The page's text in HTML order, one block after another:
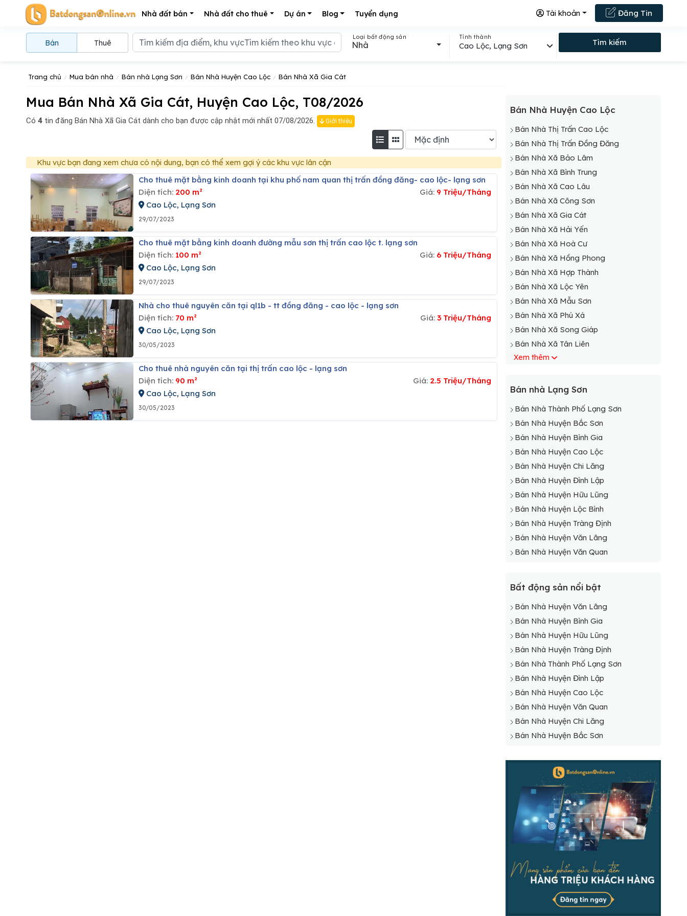
Nhà đất bán Nhà đất cho thuê Dự án Blog Tuyển dụng Đăng Tin
Tài khoản
Trang chủ Mua bán nhà Bán nhà Lạng Sơn Bán Nhà Huyện Cao Lộc Bán Nhà Xã Gia Cát
Mua Bán Nhà Xã Gia Cát, Huyện Cao Lộc, T08/2026
Có 4 tin đăng Bán Nhà Xã Gia Cát dành cho bạn được cập nhật mới nhất 07/08/2026. Giới thiệu
Khu vực bạn đang xem chưa có nội dung, bạn có thể xem gợi ý các khu vực lân cận
Cho thuê mặt bằng kinh doanh tại khu phố nam quan thị trấn đồng đăng- cao lộc- lạng sơn
Diện tích: 200 m² Giá: 9 Triệu/Tháng
Cao Lộc, Lạng Sơn
29/07/2023
Cho thuê mặt bằng kinh doanh đường mẫu sơn thị trấn cao lộc t. lạng sơn
Diện tích: 100 m² Giá: 6 Triệu/Tháng
Cao Lộc, Lạng Sơn
29/07/2023
Nhà cho thuê nguyên căn tại ql1b - tt đồng đăng - cao lộc - lạng sơn
Diện tích: 70 m² Giá:3 Triệu/Tháng
Cao Lộc, Lạng Sơn
30/05/2023
Cho thuê nhà nguyên căn tại thị trấn cao lộc - lạng sơn
Diện tích: 90 m² Giá: 2.5 Triệu/Tháng
Cao Lộc, Lạng Sơn
30/05/2023
Bán Nhà Huyện Cao Lộc
Bán Nhà Thị Trấn Cao Lộc
Bán Nhà Thị Trấn Đồng Đăng
Bán Nhà Xã Bảo Lâm
Bán Nhà Xã Bình Trung
Bán Nhà Xã Cao Lâu
Bán Nhà Xã Công Sơn
Bán Nhà Xã Gia Cát
Bán Nhà Xã Hải Yến
Bán Nhà Xã Hoà Cư
Bán Nhà Xã Hồng Phong
Bán Nhà Xã Hợp Thành
Bán Nhà Xã Lộc Yên
Bán Nhà Xã Mẫu Sơn
Bán Nhà Xã Phú Xá
Bán Nhà Xã Song Giáp
Bán Nhà Xã Tân Liên
Bán Nhà Xã Tân Thành
Bán Nhà Xã Thanh Loà
Bán Nhà Xã Xuân Long
Bán Nhà Xã Xuất Lễ
Bán Nhà Xã Yên Trạch
Xem thêm
Bán nhà Lạng Sơn
Bán Nhà Thành Phố Lạng Sơn
Bán Nhà Huyện Bắc Sơn
Bán Nhà Huyện Bình Gia
Bán Nhà Huyện Cao Lộc
Bán Nhà Huyện Chi Lăng
Bán Nhà Huyện Đình Lập
Bán Nhà Huyện Hữu Lũng
Bán Nhà Huyện Lộc Bình
Bán Nhà Huyện Tràng Định
Bán Nhà Huyện Văn Lãng
Bán Nhà Huyện Văn Quan
Bất động sản nổi bật
Bán Nhà Huyện Văn Lãng
Bán Nhà Huyện Bình Gia
Bán Nhà Huyện Hữu Lũng
Bán Nhà Huyện Tràng Định
Bán Nhà Thành Phố Lạng Sơn
Bán Nhà Huyện Đình Lập
Bán Nhà Huyện Cao Lộc
Bán Nhà Huyện Văn Quan
Bán Nhà Huyện Chi Lăng
Bán Nhà Huyện Bắc Sơn
Bán Thuê
Loại bất động sản
Nhà
Tỉnh thành
Cao Lộc, Lạng Sơn Tìm kiếm